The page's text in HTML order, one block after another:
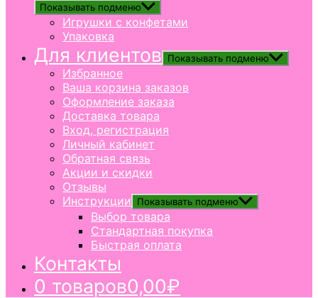
Показывать подменю
Игрушки с конфетами
Упаковка
Для клиентов Показывать подменю
Избранное
Ваша корзина заказов
Оформление заказа
Доставка товара
Вход, регистрация
Личный кабинет
Обратная связь
Акции и скидки
Отзывы
Инструкции
Показывать подменю
Выбор товара
Стандартная покупка
Быстрая оплата
Контакты
0 товаров0,00₽